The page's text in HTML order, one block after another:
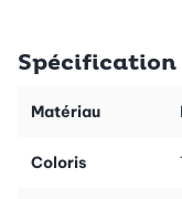
l'attache réglable
et de fermer le
Les bocaux de
anglaise de Kilner,
Spécification
Matériau
Coloris